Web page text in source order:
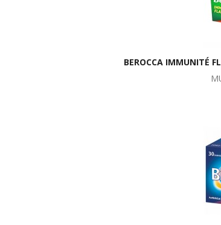
BEROCCA IMMUNITÉ